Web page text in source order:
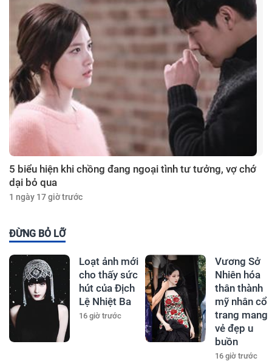
5 biểu hiện khi chồng đang ngoại tình tư tưởng, vợ chớ
dại bỏ qua
1 ngày 17 giờ trước
ĐỪNG BỎ LỠ
Loạt ảnh mới
cho thấy sức
hút của Địch
Lệ Nhiệt Ba
16 giờ trước
Vương Sở
Nhiên hóa
thân thành
mỹ nhân cổ
trang mang
vẻ đẹp u
buồn
16 giờ trước